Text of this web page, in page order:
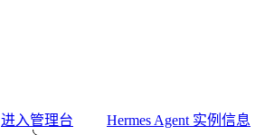
进入管理台 Hermes Agent 实例信息